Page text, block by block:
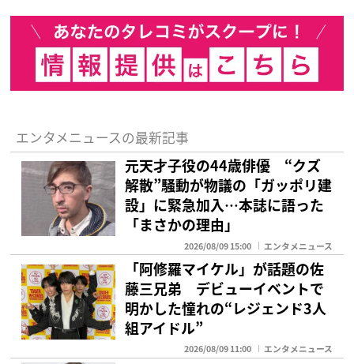
エンタメニュースの最新記事
元天才子役の44歳俳優 “クズ
解散”騒動が物議の「ガッポリ建
設」に緊急加入…本誌に語った
「まさかの理由」
2026/08/09 15:00 エンタメニュース
「阿修羅マイケル」が話題の佐
藤三兄弟 デビューイベントで
明かした憧れの“レジェンド3人
組アイドル”
2026/08/09 11:00 エンタメニュース